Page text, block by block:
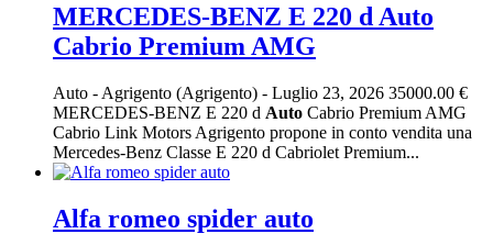
MERCEDES-BENZ E 220 d Auto
Cabrio Premium AMG
Auto - Agrigento (Agrigento) - Luglio 23, 2026 35000.00 €
MERCEDES-BENZ E 220 d Auto Cabrio Premium AMG
Cabrio Link Motors Agrigento propone in conto vendita una
Mercedes-Benz Classe E 220 d Cabriolet Premium...
Alfa romeo spider auto